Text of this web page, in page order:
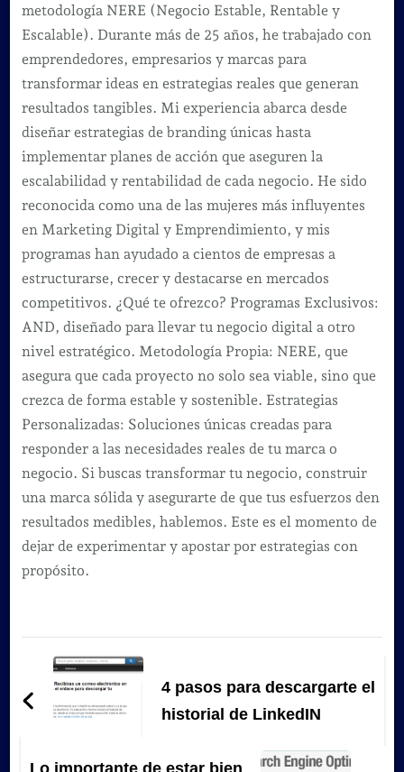
metodología NERE (Negocio Estable, Rentable y
Escalable). Durante más de 25 años, he trabajado con
emprendedores, empresarios y marcas para
transformar ideas en estrategias reales que generan
resultados tangibles. Mi experiencia abarca desde
diseñar estrategias de branding únicas hasta
implementar planes de acción que aseguren la
escalabilidad y rentabilidad de cada negocio. He sido
reconocida como una de las mujeres más influyentes
en Marketing Digital y Emprendimiento, y mis
programas han ayudado a cientos de empresas a
estructurarse, crecer y destacarse en mercados
competitivos. ¿Qué te ofrezco? Programas Exclusivos:
AND, diseñado para llevar tu negocio digital a otro
nivel estratégico. Metodología Propia: NERE, que
asegura que cada proyecto no solo sea viable, sino que
crezca de forma estable y sostenible. Estrategias
Personalizadas: Soluciones únicas creadas para
responder a las necesidades reales de tu marca o
negocio. Si buscas transformar tu negocio, construir
una marca sólida y asegurarte de que tus esfuerzos den
resultados medibles, hablemos. Este es el momento de
dejar de experimentar y apostar por estrategias con
propósito.
Navegación
de
entradas
4 pasos para descargarte el
historial de LinkedIN
Lo importante de estar bien